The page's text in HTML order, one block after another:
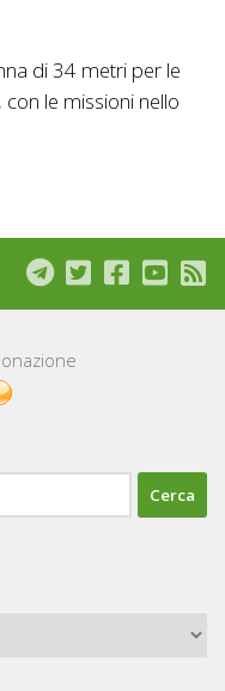
di 34 metri per le
le missioni nello